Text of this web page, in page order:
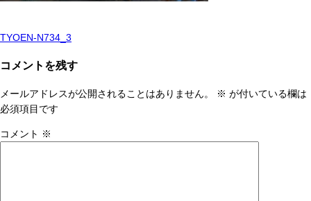
投
稿
ナ
ビ
ゲ
TYOEN-N734_3
コメントを残す
メールアドレスが公開されることはありません。 ※ が付いている欄は
必須項目です
コメント ※